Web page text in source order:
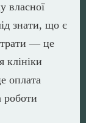
власної
знати, що є
— це
клініки
оплата
роботи